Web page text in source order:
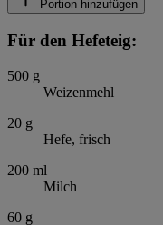
Portion hinzufügen
Für den Hefeteig:
500 g
Weizenmehl
20 g
Hefe, frisch
200 ml
Milch
60 g